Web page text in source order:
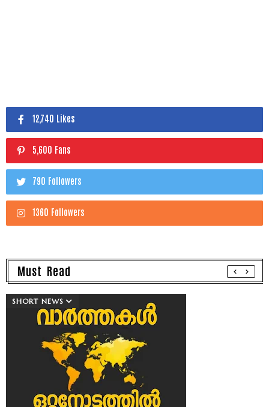
12,740 Likes
5,600 Fans
790 Followers
1360 Followers
Must Read
SHORT NEWS